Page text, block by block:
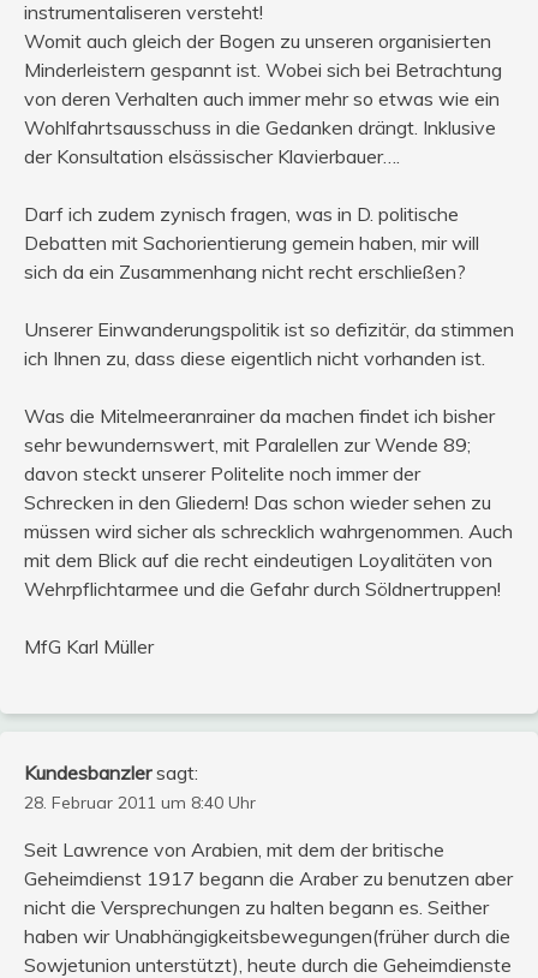
instrumentaliseren versteht!
Womit auch gleich der Bogen zu unseren organisierten
Minderleistern gespannt ist. Wobei sich bei Betrachtung
von deren Verhalten auch immer mehr so etwas wie ein
Wohlfahrtsausschuss in die Gedanken drängt. Inklusive
der Konsultation elsässischer Klavierbauer….
Darf ich zudem zynisch fragen, was in D. politische
Debatten mit Sachorientierung gemein haben, mir will
sich da ein Zusammenhang nicht recht erschließen?
Unserer Einwanderungspolitik ist so defizitär, da stimmen
ich Ihnen zu, dass diese eigentlich nicht vorhanden ist.
Was die Mitelmeeranrainer da machen findet ich bisher
sehr bewundernswert, mit Paralellen zur Wende 89;
davon steckt unserer Politelite noch immer der
Schrecken in den Gliedern! Das schon wieder sehen zu
müssen wird sicher als schrecklich wahrgenommen. Auch
mit dem Blick auf die recht eindeutigen Loyalitäten von
Wehrpflichtarmee und die Gefahr durch Söldnertruppen!
MfG Karl Müller
Kundesbanzler sagt:
28. Februar 2011 um 8:40 Uhr
Seit Lawrence von Arabien, mit dem der britische
Geheimdienst 1917 begann die Araber zu benutzen aber
nicht die Versprechungen zu halten begann es. Seither
haben wir Unabhängigkeitsbewegungen(früher durch die
Sowjetunion unterstützt), heute durch die Geheimdienste